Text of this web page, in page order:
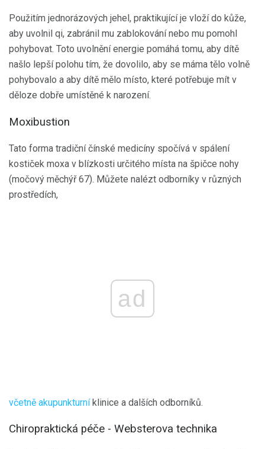
Použitím jednorázových jehel, praktikující je vloží do kůže,
aby uvolnil qi, zabránil mu zablokování nebo mu pomohl
pohybovat. Toto uvolnění energie pomáhá tomu, aby dítě
našlo lepší polohu tím, že dovolilo, aby se máma tělo volně
pohybovalo a aby dítě mělo místo, které potřebuje mít v
děloze dobře umístěné k narození.
Moxibustion
Tato forma tradiční čínské medicíny spočívá v spálení
kostiček moxa v blízkosti určitého místa na špičce nohy
(močový měchýř 67). Můžete nalézt odborníky v různých
prostředích,
ad
včetně akupunkturníklinice a dalších odborníků.
Chiropraktická péče - Websterova technika